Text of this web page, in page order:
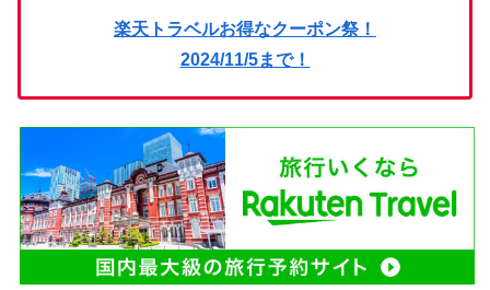
楽天トラベルお得なクーポン祭！
2024/11/5まで！